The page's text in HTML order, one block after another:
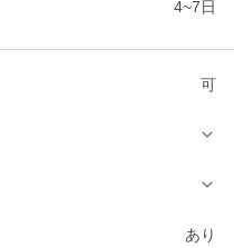
4~7日
可
あり